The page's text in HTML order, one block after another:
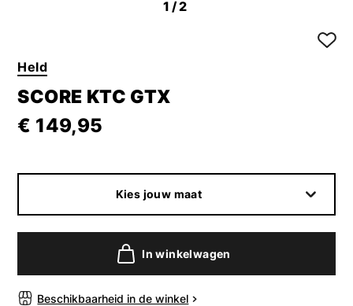
1/2
Held
SCORE KTC GTX
€ 149,95
Kies jouw maat
In winkelwagen
Beschikbaarheid in de winkel